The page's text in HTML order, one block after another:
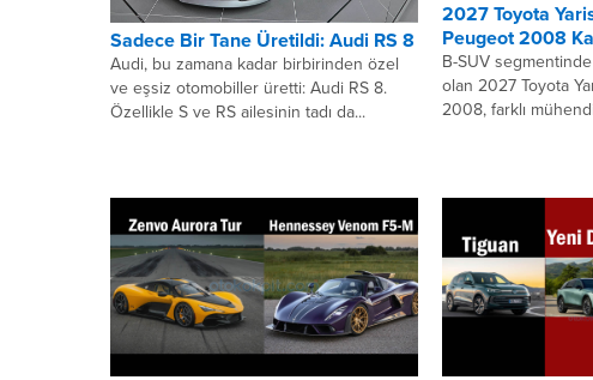
Sadece Bir Tane Üretildi: Audi RS 8
Audi, bu zamana kadar birbirinden özel
ve eşsiz otomobiller üretti: Audi RS 8.
Özellikle S ve RS ailesinin tadı da...
2027 Toyota
Peugeot 2008
B-SUV
olan 2027 Toyota
2008, farklı